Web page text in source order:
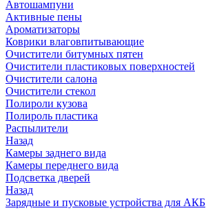
Автошампуни
Активные пены
Ароматизаторы
Коврики влаговпитывающие
Очистители битумных пятен
Очистители пластиковых поверхностей
Очистители салона
Очистители стекол
Полироли кузова
Полироль пластика
Распылители
Назад
Камеры заднего вида
Камеры переднего вида
Подсветка дверей
Назад
Зарядные и пусковые устройства для АКБ